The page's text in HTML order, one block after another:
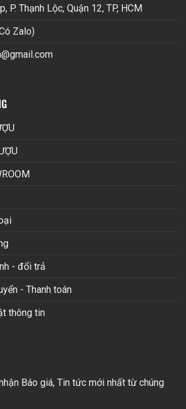
P. Thạnh Lộc, Quận 12, TP, HCM
Zalo)
- đổi trả
- Thanh toán
thông tin
Báo giá, Tin tức mới nhất từ chúng